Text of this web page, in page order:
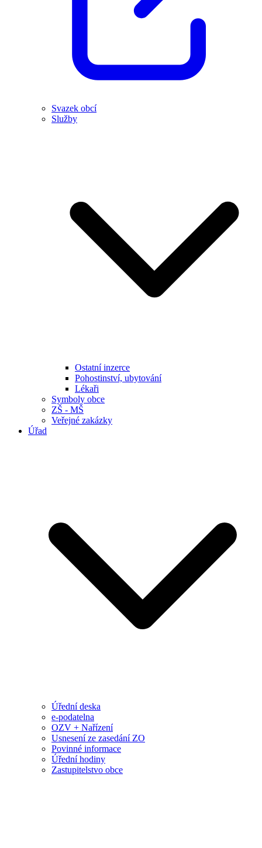
Svazek obcí
Služby
Ostatní inzerce
Pohostinství, ubytování
Lékaři
Symboly obce
ZŠ - MŠ
Veřejné zakázky
Úřad
Úřední deska
e-podatelna
OZV + Nařízení
Usnesení ze zasedání ZO
Povinné informace
Úřední hodiny
Zastupitelstvo obce